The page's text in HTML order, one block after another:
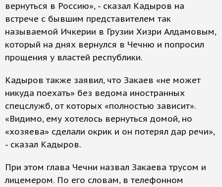
вернуться в Россию», - сказал Кадыров на
встрече с бывшим представителем так
называемой Ичкерии в Грузии Хизри Алдамовым,
который на днях вернулся в Чечню и попросил
прощения у властей республики.
Кадыров также заявил, что Закаев «не может
никуда поехать» без ведома иностранных
спецслужб, от которых «полностью зависит».
«Видимо, ему хотелось вернуться домой, но
«хозяева» сделали окрик и он потерял дар речи»,
- сказал Кадыров.
При этом глава Чечни назвал Закаева трусом и
лицемером. По его словам, в телефонном